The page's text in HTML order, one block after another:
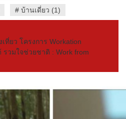
# บ้านเดี่ยว (1)
ที่ยว โครงการ Workation
รวมใจช่วยชาติ : Work from